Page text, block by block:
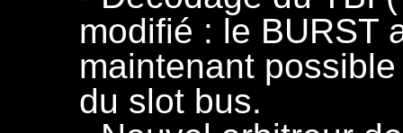
modifié : le BURST
maintenant
du slot bus.